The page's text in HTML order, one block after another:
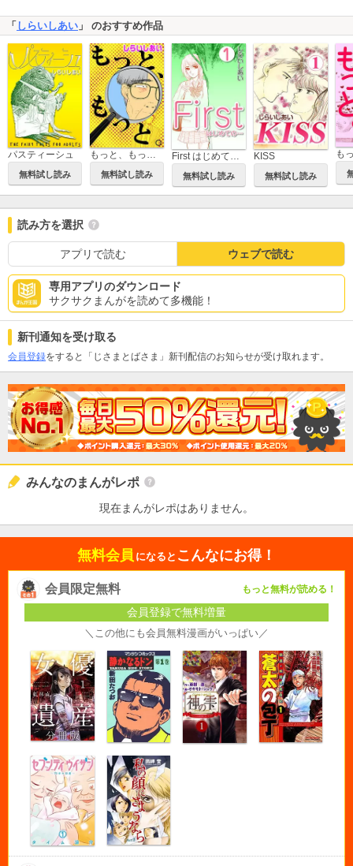
「しらいしあい 」 のおすすめ作品
パスティーシュ
無料試し読み
もっと、もっと。
無料試し読み
First はじめての…
無料試し読み
KISS
無料試し読み
読み方を選択
アプリで読む ウェブで読む
専用アプリのダウンロード
サクサクまんがを読めて多機能！
新刊通知を受け取る
会員登録をすると「じさまとばさま」新刊配信のお知らせが受け取れます。
みんなのまんがレポ
現在まんがレポはありません。
無料会員 になると こんなにお得！
会員限定無料 もっと無料が読める！
会員登録で無料増量
＼この他にも会員無料漫画がいっぱい／